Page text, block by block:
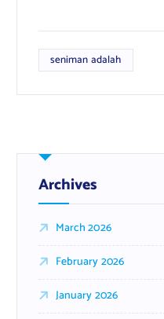
seniman adalah
Archives
March 2026
February 2026
January 2026